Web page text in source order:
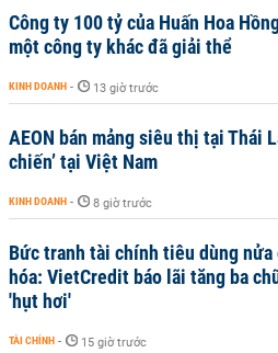
Công ty 100 tỷ của Huấn Hoa
một công ty khác đã giải thể
KINH DOANH - 13 giờ trước
AEON bán mảng siêu thị tại Thái
chiến’ tại Việt Nam
KINH DOANH - 8 giờ trước
Bức tranh tài chính tiêu dùng
hóa: VietCredit báo lãi tăng ba
'hụt hơi'
TÀI CHÍNH - 15 giờ trước